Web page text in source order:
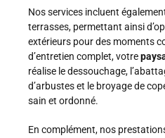
Nos services incluent
terrasses, permettant ainsi
extérieurs pour des moments
d’entretien complet, votre
réalise le dessouchage,
d’arbustes et le broyage de
sain et ordonné.
En complément, nos